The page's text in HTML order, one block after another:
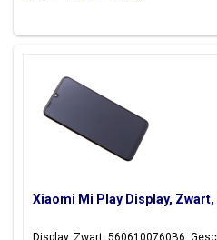
Xiaomi Mi Play Display, Zwart,
Display, Zwart, 5606100760B6,